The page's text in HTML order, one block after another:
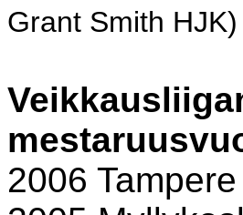
Grant Smith HJK)
2006